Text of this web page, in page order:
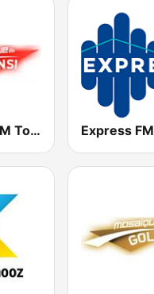
Mosaique FM Tounsi (موزاييك إف إم) Express FM